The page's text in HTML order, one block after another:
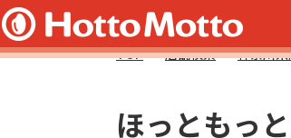
TOP 店舗検索 神奈川
ほっともっ